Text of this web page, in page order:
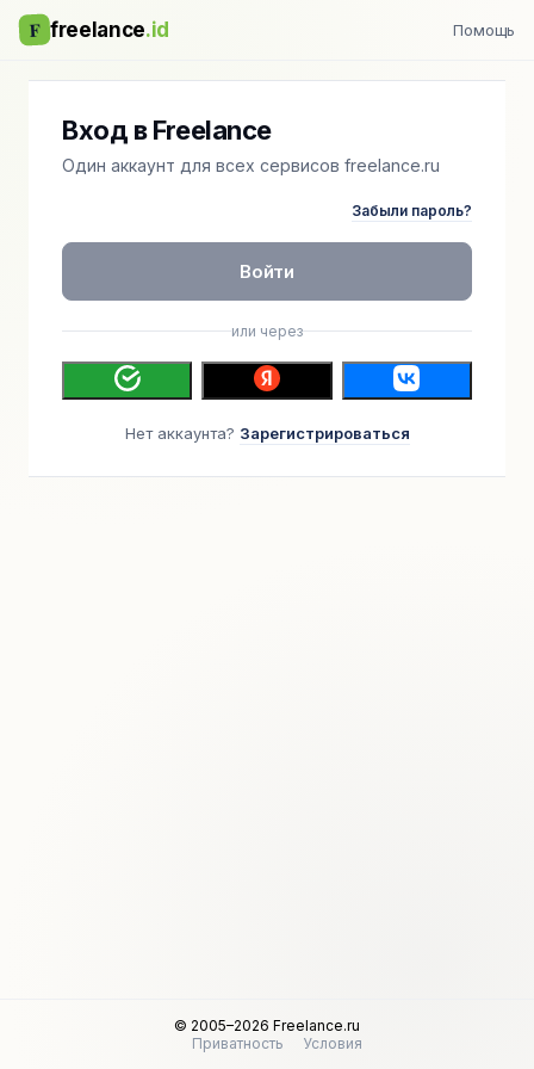
F freelance.id Помощь
Вход в Freelance
Один аккаунт для всех сервисов freelance.ru
Забыли пароль?
Войти
или через
Нет аккаунта? Зарегистрироваться
© 2005–2026 Freelance.ru
Приватность
Условия